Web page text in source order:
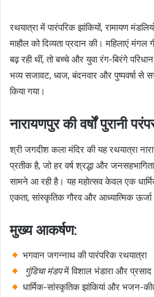
रथयात्रा में पारंपरिक झांकियों, रामायण
माहौल को दिव्यता प्रदान की। महिलाएं
बढ़ रही थीं, तो बच्चे और युवा रंग-बिरंगे
भव्य सजावट, ध्वज, बंदनवार और पुष्पवर्षा से
किया गया।
नारायणपुर की वर्षों पुरानी
श्री जगदीश कला मंदिर की यह रथयात्रा
प्रतीक है, जो हर वर्ष श्रद्धा और
सामने आ रही है। यह महोत्सव केवल एक
एकता, सांस्कृतिक गौरव और आध्यात्मिक
मुख्य आकर्षण:
भगवान जगन्नाथ की पारंपरिक रथयात्रा
गुंडिचा मंडपमें विशाल भंडारा और प्रसाद
धार्मिक-सांस्कृतिक झांकियां और भजन-